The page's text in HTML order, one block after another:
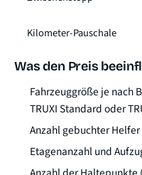
Kilometer-Pauschale
Was den Preis
Fahrzeuggröße je nach
TRUXI Standard oder
Anzahl gebuchter
Etagenanzahl und